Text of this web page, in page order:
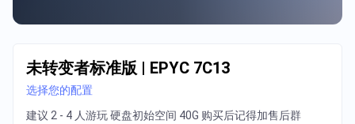
未转变者标准版 | EPYC 7C13
选择您的配置
建议 2 - 4 人游玩 硬盘初始空间 40G 购买后记得加售后群